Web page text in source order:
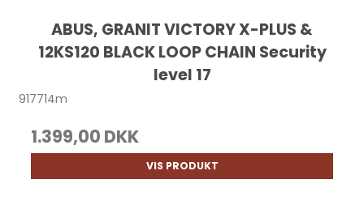
ABUS, GRANIT VICTORY X-PLUS &
12KS120 BLACK LOOP CHAIN Security
level 17
917714m
1.399,00 DKK
VIS PRODUKT